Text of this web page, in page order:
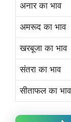
अनार का भाव
अमरूद का भाव
खरबूजा का भाव
संतरा का भाव
सीताफल का भाव